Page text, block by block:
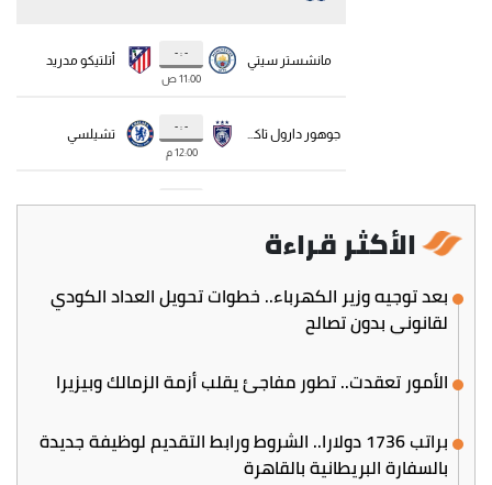
الأكثر قراءة
بعد توجيه وزير الكهرباء.. خطوات تحويل العداد الكودي
لقانوني بدون تصالح
الأمور تعقدت.. تطور مفاجئ يقلب أزمة الزمالك وبيزيرا
براتب 1736 دولارا.. الشروط ورابط التقديم لوظيفة جديدة
بالسفارة البريطانية بالقاهرة